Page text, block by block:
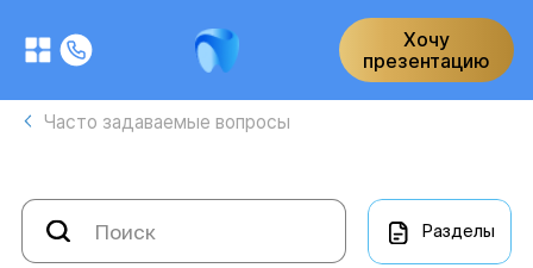
Хочу
презентацию
Часто задаваемые вопросы
Разделы